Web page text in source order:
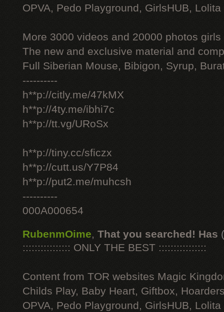
OPVA, Pedo Playground, GirlsHUB, Lolita
More 3000 videos and 20000 photos
The new and exclusive material and
Full Siberian Mouse, Bibigon, Syrup,
----------
h**p://citly.me/47kMX
h**p://4ty.me/ibhi7c
h**p://tt.vg/URoSx
h**p://tiny.cc/sficzx
h**p://cutt.us/Y7P84
h**p://put2.me/muhcsh
----------
000A000654
RubenmOime, That you searched! Has
:::::::::::::::: ONLY THE BEST ::::::::::::::::
Content from TOR websites Magic
Childs Play, Baby Heart, Giftbox,
OPVA, Pedo Playground, GirlsHUB, Lolita